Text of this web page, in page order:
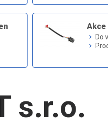
Akce
keyboard_arrow_right Do
keyboard_arrow_right
s.r.o.